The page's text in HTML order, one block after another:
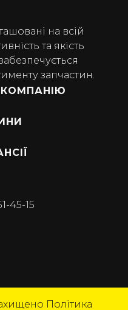
на всій
та якість
запчастин.
45-15
Політика